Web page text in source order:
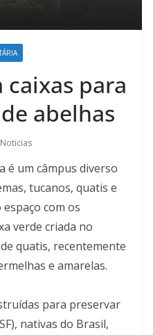
para
abelhas
é um câmpus diverso
tucanos, quatis e
com os
verde criada no
quatis, recentemente
e amarelas.
para preservar
nativas do Brasil,